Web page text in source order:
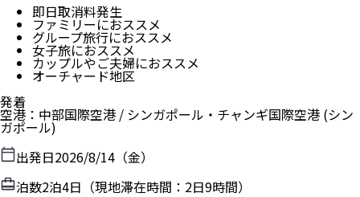
即日取消料発生
ファミリーにおススメ
グループ旅行におススメ
女子旅におススメ
カップルやご夫婦におススメ
オーチャード地区
発着
空港 ： 中部国際空港 / シンガポール・チャンギ国際空港 (シン
ガポール)
出発日2026/8/14（金）
泊数2泊4日（現地滞在時間： 2日9時間）